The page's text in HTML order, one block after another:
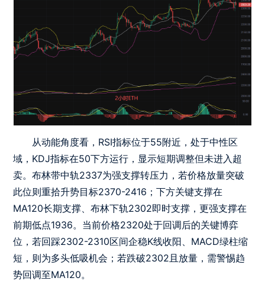
从动能角度看，RSI指标位于55附近，处于中性区
域，KDJ指标在50下方运行，显示短期调整但未进入超
卖。布林带中轨2337为强支撑转压力，若价格放量突破
此位则重拾升势目标2370-2416；下方关键支撑在
MA120长期支撑、布林下轨2302即时支撑，更强支撑在
前期低点1936。当前价格2320处于回调后的关键博弈
位，若回踩2302-2310区间企稳K线收阳、MACD绿柱缩
短，则为多头低吸机会；若跌破2302且放量，需警惕趋
势回调至MA120。